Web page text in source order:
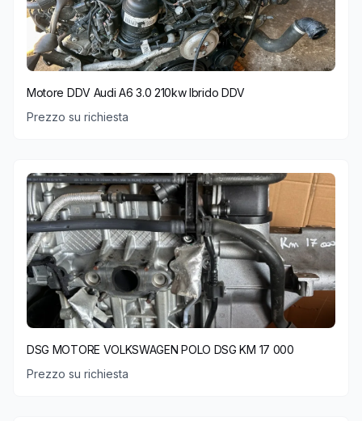
Motore DDV Audi A6 3.0 210kw Ibrido DDV
Prezzo su richiesta
DSG MOTORE VOLKSWAGEN POLO DSG KM 17 000
Prezzo su richiesta